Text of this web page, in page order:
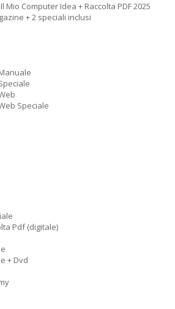
Computer Idea + Raccolta PDF 2025
+ 2 speciali inclusi
Speciale
Pdf (digitale)
+ Dvd